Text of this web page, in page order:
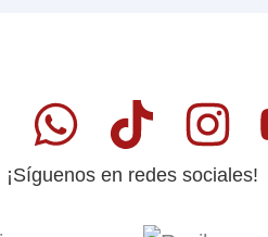
¡Síguenos en redes sociales!